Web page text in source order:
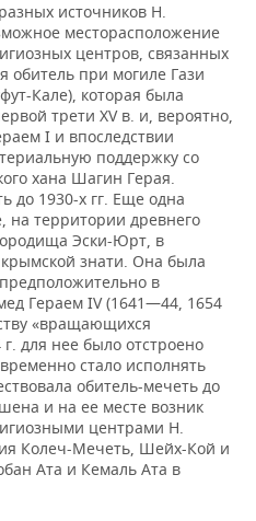
источников Н.
месторасположение
центров, связанных
обитель при могиле Гази
Кале), которая была
трети XV в. и, вероятно,
I и впоследствии
поддержку со
хана Шагин Герая.
до 1930-х гг. Еще одна
на территории древнего
Эски-Юрт, в
знати. Она была
в
Гераем IV (1641—44, 1654
«вращающихся
для нее было отстроено
стало исполнять
обитель-мечеть до
и на ее месте возник
центрами Н.
Колеч-Мечеть, Шейх-Кой и
Ата и Кемаль Ата в